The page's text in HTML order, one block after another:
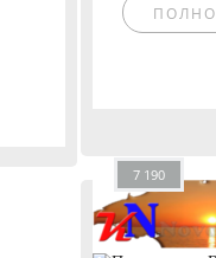
7 190